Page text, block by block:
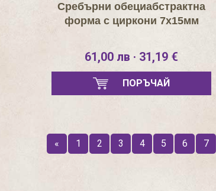
Сребърни обециабстрактна
форма с циркони 7х15мм
61,00 лв · 31,19 €
ПОРЪЧАЙ
« 1 2 3 4 5 6 7